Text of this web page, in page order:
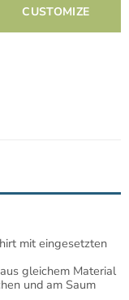
CUSTOMIZE
mit eingesetzten
gleichem Material
und am Saum